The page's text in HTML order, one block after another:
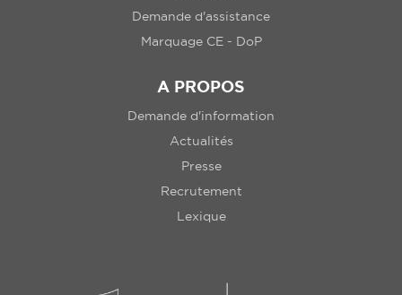
Demande d'assistance
Marquage CE - DoP
A PROPOS
Demande d'information
Actualités
Presse
Recrutement
Lexique